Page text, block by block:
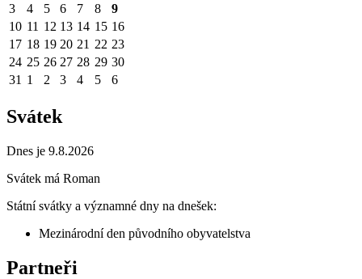
3
4 5 6 7 8
9
10 11 12 13 14 15 16
17 18 19 20 21 22 23
24 25 26 27 28 29 30
31 1 2 3 4 5 6
Svátek
Dnes je 9.8.2026
Svátek má Roman
Státní svátky a významné dny na dnešek:
Mezinárodní den původního obyvatelstva
Partneři